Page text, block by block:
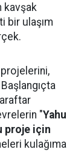
kavşak
bir ulaşım
"Yahu
proje için
kulağıma